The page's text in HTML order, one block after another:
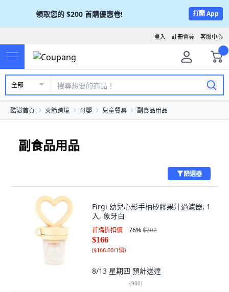
領取您的 $200 首購優惠卷! 打開 App
客服中心
註冊會員
登入
全部
酷澎首頁 火箭跨境 母嬰 兒童餐具 副食品用品
副食品用品
篩選器
Firgi 幼兒心形手柄矽膠果汁過濾器, 1
入, 象牙白
首購折扣價 76%$702
$166
($166.00/1個)
8/13 星期四 預計送達
(980)